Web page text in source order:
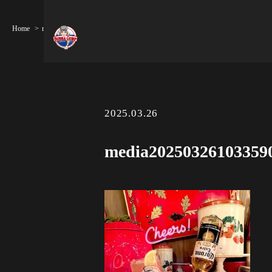
Home media20250326103359013
2025.03.26